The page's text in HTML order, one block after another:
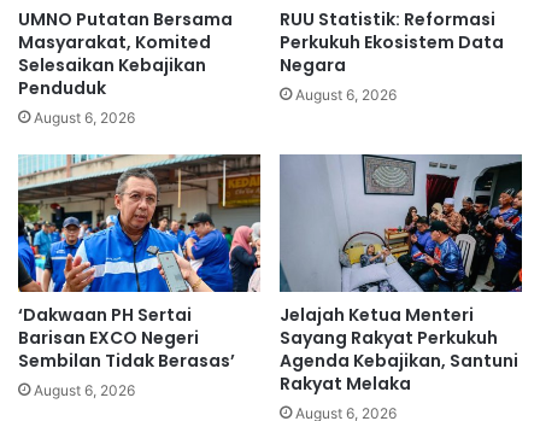
n
t
e
t
p
a
k
a
n
d
i
d
e
n
r
k
a
y
a
s
i
a
,
k
e
-
4
d
u
UMNO Putatan Bersama
Masyarakat, Komited
Selesaikan Kebajikan
Penduduk
August 6, 2026
RUU Statistik: Reformasi
Perkukuh Ekosistem Data
Negara
August 6, 2026
‘Dakwaan PH Sertai
Barisan EXCO Negeri
Sembilan Tidak Berasas’
August 6, 2026
Jelajah Ketua Menteri
Sayang Rakyat Perkukuh
Agenda Kebajikan, Santuni
Rakyat Melaka
August 6, 2026